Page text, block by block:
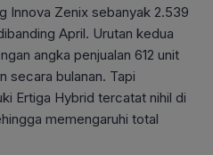
Innova Zenix sebanyak 2.539
April. Urutan kedua
angka penjualan 612 unit
secara bulanan. Tapi
Ertiga Hybrid tercatat nihil di
memengaruhi total